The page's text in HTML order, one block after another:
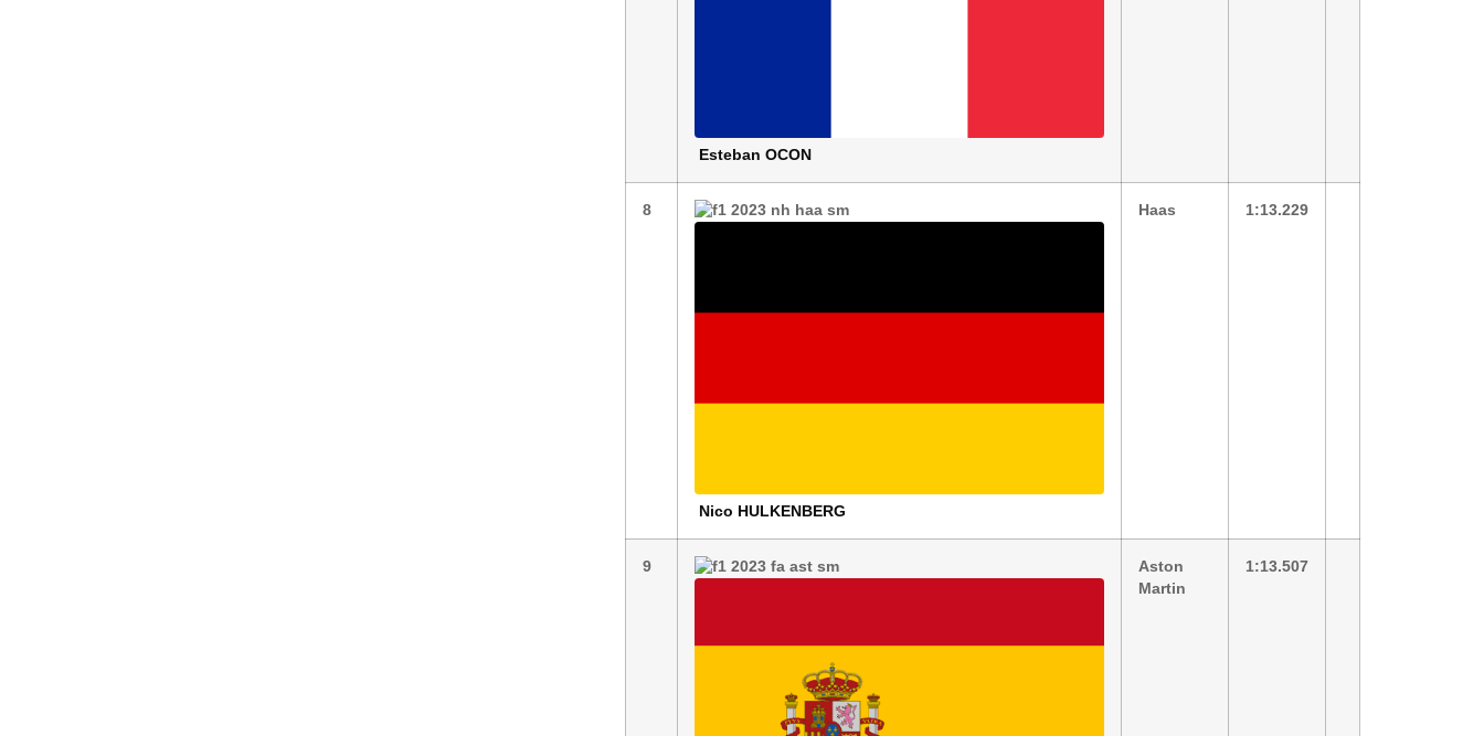
Esteban OCON
8
Nico HULKENBERG
Haas 1:13.229
9
Aston
Martin
1:13.507